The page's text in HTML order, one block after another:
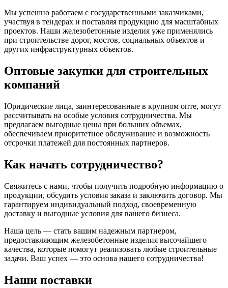
Мы успешно работаем с государственными заказчиками,
участвуя в тендерах и поставляя продукцию для масштабных
проектов. Наши железобетонные изделия уже применялись
при строительстве дорог, мостов, социальных объектов и
других инфраструктурных объектов.
Оптовые закупки для строительных
компаний
Юридические лица, заинтересованные в крупном опте, могут
рассчитывать на особые условия сотрудничества. Мы
предлагаем выгодные цены при больших объемах,
обеспечиваем приоритетное обслуживание и возможность
отсрочки платежей для постоянных партнеров.
Как начать сотрудничество?
Свяжитесь с нами, чтобы получить подробную информацию о
продукции, обсудить условия заказа и заключить договор. Мы
гарантируем индивидуальный подход, своевременную
доставку и выгодные условия для вашего бизнеса.
Наша цель — стать вашим надежным партнером,
предоставляющим железобетонные изделия высочайшего
качества, которые помогут реализовать любые строительные
задачи. Ваш успех — это основа нашего сотрудничества!
Наши поставки